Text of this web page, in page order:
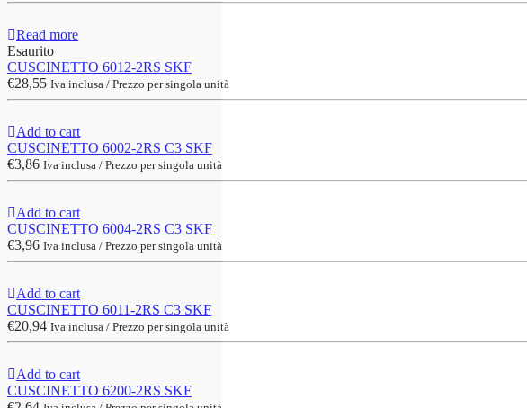
Read more
Esaurito
CUSCINETTO 6012-2RS SKF
€28,55 Iva inclusa / Prezzo per singola unità
Add to cart
CUSCINETTO 6002-2RS C3 SKF
€3,86 Iva inclusa / Prezzo per singola unità
Add to cart
CUSCINETTO 6004-2RS C3 SKF
€3,96 Iva inclusa / Prezzo per singola unità
Add to cart
CUSCINETTO 6011-2RS C3 SKF
€20,94 Iva inclusa / Prezzo per singola unità
Add to cart
CUSCINETTO 6200-2RS SKF